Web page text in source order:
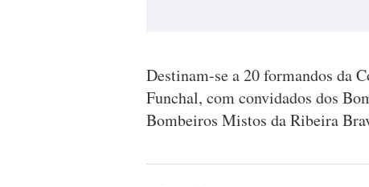
Destinam-se a 20 formandos da
Funchal, com convidados dos
Bombeiros Mistos da Ribeira